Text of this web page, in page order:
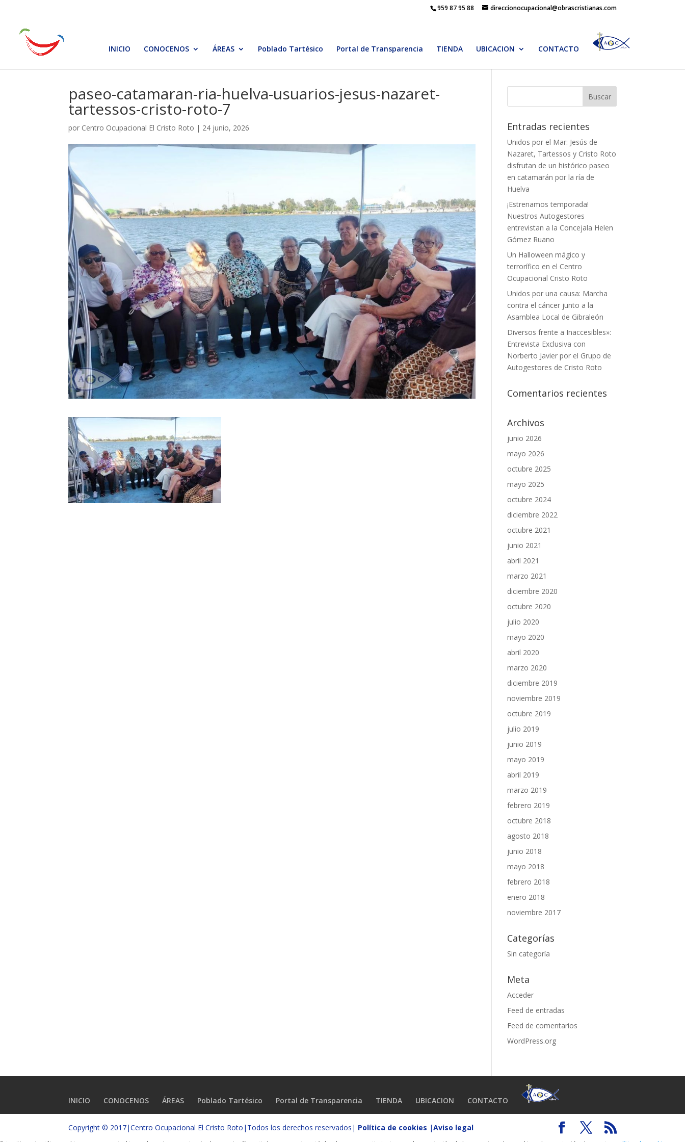
959 87 95 88 direccionocupacional@obrascristianas.com
INICIO CONOCENOS ÁREAS Poblado Tartésico Portal de Transparencia TIENDA UBICACION CONTACTO
paseo-catamaran-ria-huelva-usuarios-jesus-nazaret-
tartessos-cristo-roto-7
por Centro Ocupacional El Cristo Roto | 24 junio, 2026 Entradas recientes
Unidos por el Mar: Jesús de
Nazaret, Tartessos y Cristo Roto
disfrutan de un histórico paseo
en catamarán por la ría de
Huelva
¡Estrenamos temporada!
Nuestros Autogestores
entrevistan a la Concejala Helen
Gómez Ruano
Un Halloween mágico y
terrorífico en el Centro
Ocupacional Cristo Roto
Unidos por una causa: Marcha
contra el cáncer junto a la
Asamblea Local de Gibraleón
Diversos frente a Inaccesibles»:
Entrevista Exclusiva con
Norberto Javier por el Grupo de
Autogestores de Cristo Roto
Comentarios recientes
Archivos
junio 2026
mayo 2026
octubre 2025
mayo 2025
octubre 2024
diciembre 2022
octubre 2021
junio 2021
abril 2021
marzo 2021
diciembre 2020
octubre 2020
julio 2020
mayo 2020
abril 2020
marzo 2020
diciembre 2019
noviembre 2019
octubre 2019
julio 2019
junio 2019
mayo 2019
abril 2019
marzo 2019
febrero 2019
octubre 2018
agosto 2018
junio 2018
mayo 2018
febrero 2018
enero 2018
noviembre 2017
Categorías
Sin categoría
Meta
Acceder
Feed de entradas
Feed de comentarios
WordPress.org
INICIO CONOCENOS ÁREAS Poblado Tartésico Portal de Transparencia TIENDA UBICACION CONTACTO
Copyright © 2017|Centro Ocupacional El Cristo Roto|Todos los derechos reservados| Política de cookies |Aviso legal